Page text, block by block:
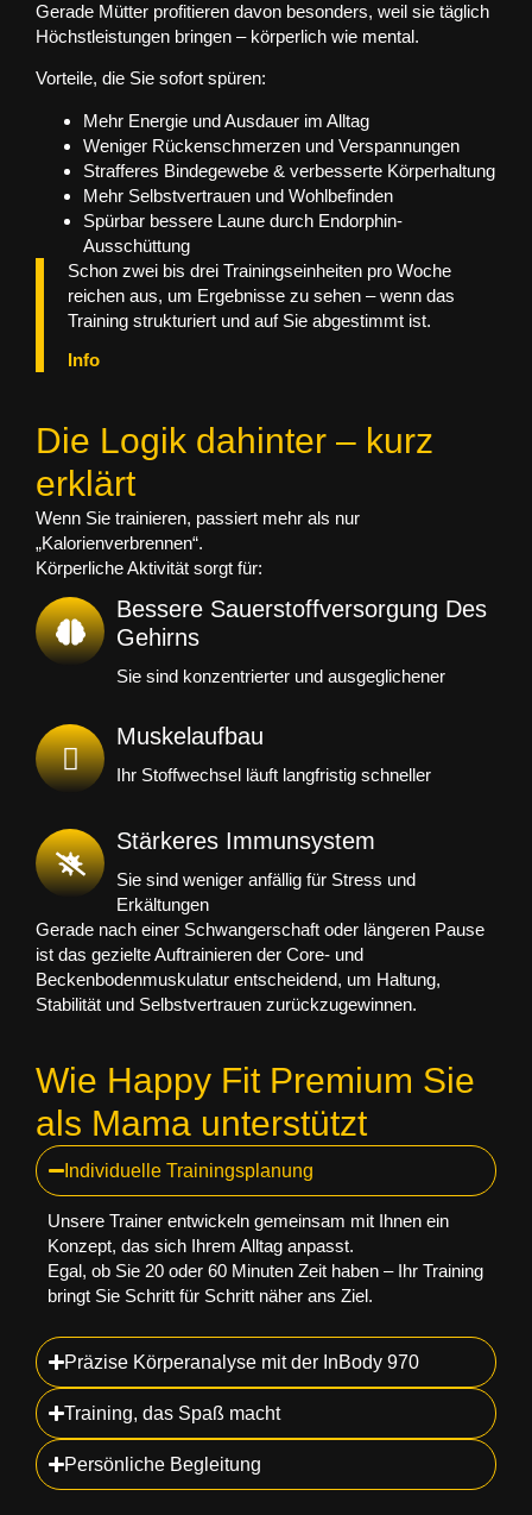
Gerade Mütter profitieren davon besonders, weil sie täglich
Höchstleistungen bringen – körperlich wie mental.
Vorteile, die Sie sofort spüren:
Mehr Energie und Ausdauer im Alltag
Weniger Rückenschmerzen und Verspannungen
Strafferes Bindegewebe & verbesserte Körperhaltung
Mehr Selbstvertrauen und Wohlbefinden
Spürbar bessere Laune durch Endorphin-
Ausschüttung
Schon zwei bis drei Trainingseinheiten pro Woche
reichen aus, um Ergebnisse zu sehen – wenn das
Training strukturiert und auf Sie abgestimmt ist.
Info
Die Logik dahinter – kurz
erklärt
Wenn Sie trainieren, passiert mehr als nur
„Kalorienverbrennen“.
Körperliche Aktivität sorgt für:
Bessere Sauerstoffversorgung Des
Gehirns
Sie sind konzentrierter und ausgeglichener
Muskelaufbau
Ihr Stoffwechsel läuft langfristig schneller
Stärkeres Immunsystem
Sie sind weniger anfällig für Stress und
Erkältungen
Gerade nach einer Schwangerschaft oder längeren Pause
ist das gezielte Auftrainieren der Core- und
Beckenbodenmuskulatur entscheidend, um Haltung,
Stabilität und Selbstvertrauen zurückzugewinnen.
Wie Happy Fit Premium Sie
als Mama unterstützt
Individuelle Trainingsplanung
Unsere Trainer entwickeln gemeinsam mit Ihnen ein
Konzept, das sich Ihrem Alltag anpasst.
Egal, ob Sie 20 oder 60 Minuten Zeit haben – Ihr Training
bringt Sie Schritt für Schritt näher ans Ziel.
Präzise Körperanalyse mit der InBody 970
Training, das Spaß macht
Persönliche Begleitung